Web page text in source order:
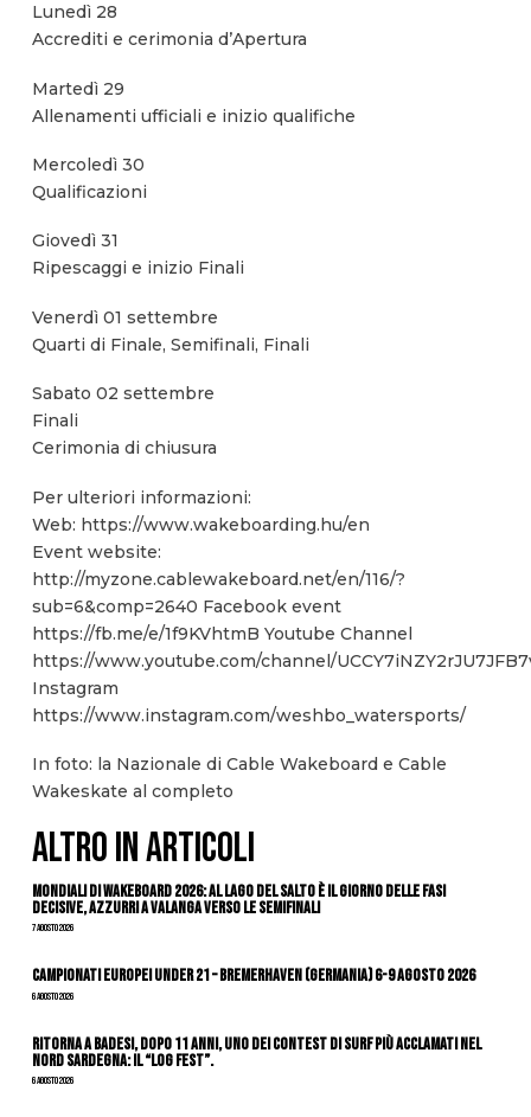
Lunedì 28
Accrediti e cerimonia d’Apertura
Martedì 29
Allenamenti ufficiali e inizio qualifiche
Mercoledì 30
Qualificazioni
Giovedì 31
Ripescaggi e inizio Finali
Venerdì 01 settembre
Quarti di Finale, Semifinali, Finali
Sabato 02 settembre
Finali
Cerimonia di chiusura
Per ulteriori informazioni:
Web: https://www.wakeboarding.hu/en
Event website:
http://myzone.cablewakeboard.net/en/116/?
sub=6&comp=2640 Facebook event
https://fb.me/e/1f9KVhtmB Youtube Channel
https://www.youtube.com/channel/
Instagram
https://www.instagram.com/weshbo_watersports/
In foto: la Nazionale di Cable Wakeboard e Cable
Wakeskate al completo
ALTRO IN ARTICOLI
Mondiali di Wakeboard 2026: al Lago del Salto è il giorno delle fasi
decisive, azzurri a valanga verso le semifinali
7 Agosto 2026
Campionati Europei Under 21 – Bremerhaven (Germania) 6-9 agosto 2026
6 Agosto 2026
Ritorna a Badesi, dopo 11 anni, uno dei contest di surf più acclamati nel
nord Sardegna: il “Log Fest”.
6 Agosto 2026